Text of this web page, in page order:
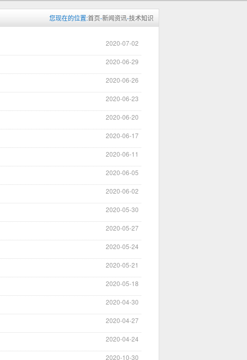
您现在的位置:首页-新闻资讯-技术知识
2020-07-02
2020-06-29
2020-06-26
2020-06-23
2020-06-20
2020-06-17
2020-06-11
2020-06-05
2020-06-02
2020-05-30
2020-05-27
2020-05-24
2020-05-21
2020-05-18
2020-04-30
2020-04-27
2020-04-24
2020-10-30